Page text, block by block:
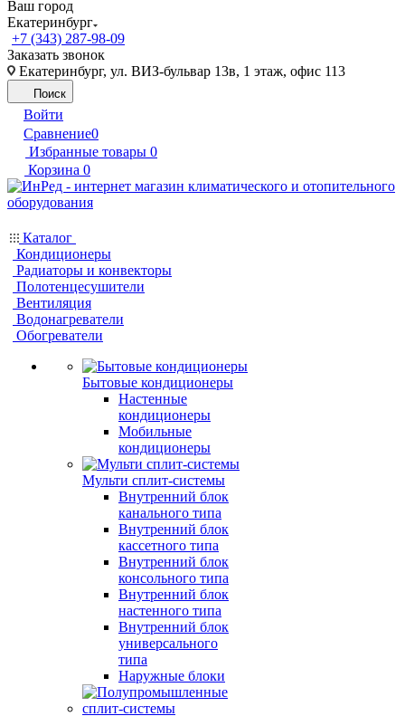
Ваш город
Екатеринбург
+7 (343) 287-98-09
Заказать звонок
Екатеринбург, ул. ВИЗ-бульвар 13в, 1 этаж, офис 113
Поиск
Войти
Сравнение0
Избранные товары 0
Корзина 0
Каталог
Кондиционеры
Радиаторы и конвекторы
Полотенцесушители
Вентиляция
Водонагреватели
Обогреватели
Бытовые кондиционеры
Настенные
кондиционеры
Мобильные
кондиционеры
Мульти сплит-системы
Внутренний блок
канального типа
Внутренний блок
кассетного типа
Внутренний блок
консольного типа
Внутренний блок
настенного типа
Внутренний блок
универсального
типа
Наружные блоки